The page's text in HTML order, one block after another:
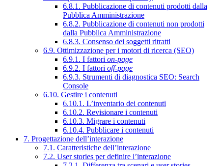
6.8.1. Pubblicazione di contenuti prodotti dalla
Pubblica Amministrazione
6.8.2. Pubblicazione di contenuti non prodotti
dalla Pubblica Amministrazione
6.8.3. Consenso dei soggetti ritratti
6.9. Ottimizzazione per i motori di ricerca (SEO)
6.9.1. I fattori on-page
6.9.2. I fattori off-page
6.9.3. Strumenti di diagnostica SEO: Search
Console
6.10. Gestire i contenuti
6.10.1. L’inventario dei contenuti
6.10.2. Revisionare i contenuti
6.10.3. Migrare i contenuti
6.10.4. Pubblicare i contenuti
7. Progettazione dell’interazione
7.1. Caratteristiche dell’interazione
7.2. User stories per definire l’interazione